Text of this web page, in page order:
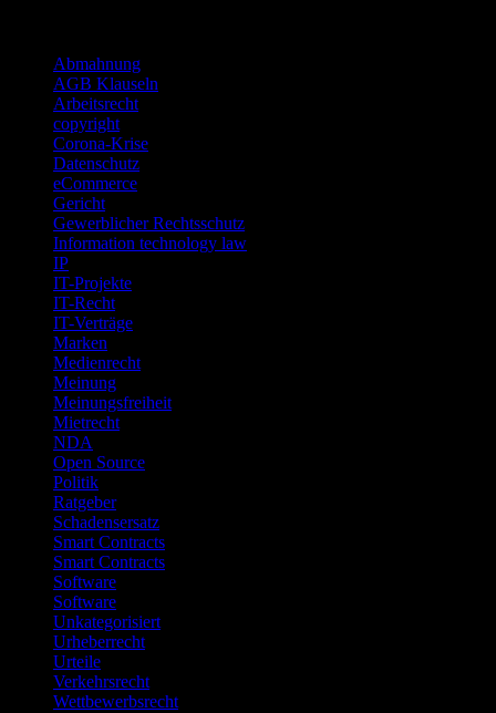
Abmahnung
AGB Klauseln
Arbeitsrecht
copyright
Corona-Krise
Datenschutz
eCommerce
Gericht
Gewerblicher Rechtsschutz
Information technology law
IP
IT-Projekte
IT-Recht
IT-Verträge
Marken
Medienrecht
Meinung
Meinungsfreiheit
Mietrecht
NDA
Open Source
Politik
Ratgeber
Schadensersatz
Smart Contracts
Smart Contracts
Software
Software
Unkategorisiert
Urheberrecht
Urteile
Verkehrsrecht
Wettbewerbsrecht